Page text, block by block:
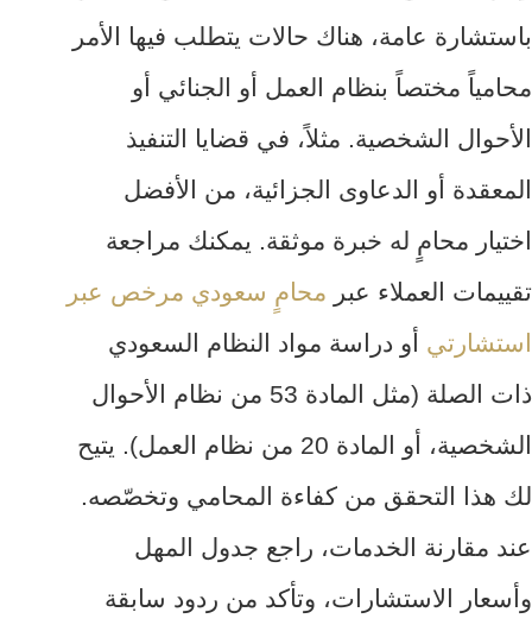
باستشارة عامة، هناك حالات يتطلب فيها الأمر
محامياً مختصاً بنظام العمل أو الجنائي أو
الأحوال الشخصية. مثلاً، في قضايا التنفيذ
المعقدة أو الدعاوى الجزائية، من الأفضل
اختيار محامٍ له خبرة موثقة. يمكنك مراجعة
تقييمات العملاء عبر محامٍ سعودي مرخص عبر
استشارتي أو دراسة مواد النظام السعودي
ذات الصلة (مثل المادة 53 من نظام الأحوال
الشخصية، أو المادة 20 من نظام العمل). يتيح
لك هذا التحقق من كفاءة المحامي وتخصّصه.
عند مقارنة الخدمات، راجع جدول المهل
وأسعار الاستشارات، وتأكد من ردود سابقة